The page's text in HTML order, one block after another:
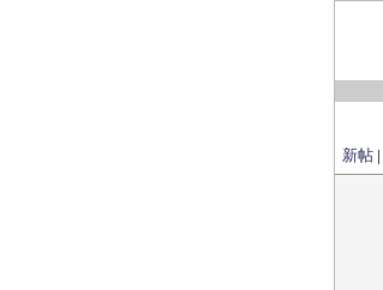
新帖 |